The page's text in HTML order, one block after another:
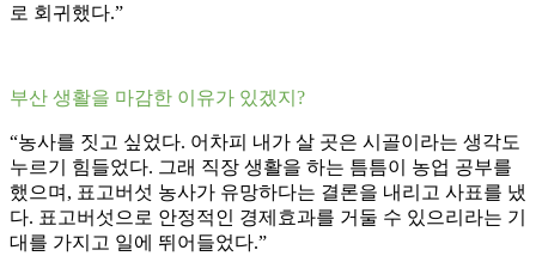
로 회귀했다.”
부산 생활을 마감한 이유가 있겠지?
“농사를 짓고 싶었다. 어차피 내가 살 곳은 시골이라는 생각도
누르기 힘들었다. 그래 직장 생활을 하는 틈틈이 농업 공부를
했으며, 표고버섯 농사가 유망하다는 결론을 내리고 사표를 냈
다. 표고버섯으로 안정적인 경제효과를 거둘 수 있으리라는 기
대를 가지고 일에 뛰어들었다.”